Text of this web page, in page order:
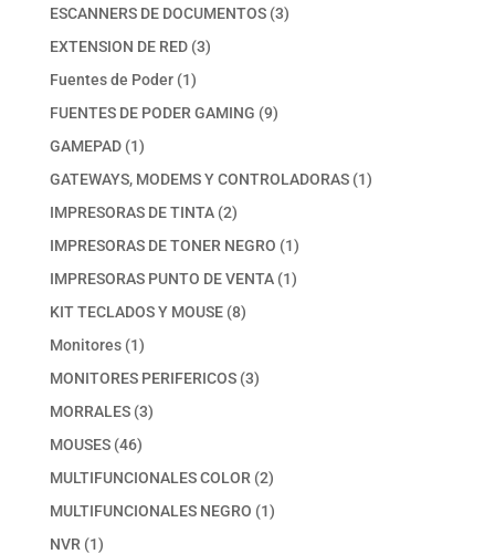
productos
ESCANNERS DE DOCUMENTOS 33
EXTENSION DE RED 33
Fuentes de Poder 11
producto
FUENTES DE PODER GAMING 99
GAMEPAD 11
producto
GATEWAYS, MODEMS Y CONTROLADORAS 11
IMPRESORAS DE TINTA 22
productos
IMPRESORAS DE TONER NEGRO 11
producto
IMPRESORAS PUNTO DE VENTA 11
KIT TECLADOS Y MOUSE 88
Monitores 11
producto
MONITORES PERIFERICOS 33
MORRALES 33
MOUSES 4646
productos
MULTIFUNCIONALES COLOR 22
productos
MULTIFUNCIONALES NEGRO 11
NVR 11